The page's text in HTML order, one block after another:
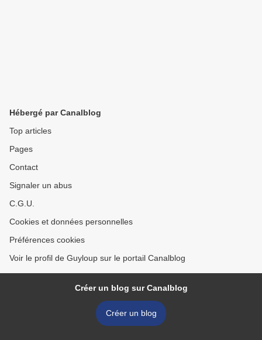
Hébergé par Canalblog
Top articles
Pages
Contact
Signaler un abus
C.G.U.
Cookies et données personnelles
Préférences cookies
Voir le profil de Guyloup sur le portail Canalblog
Créer un blog sur Canalblog
Créer un blog